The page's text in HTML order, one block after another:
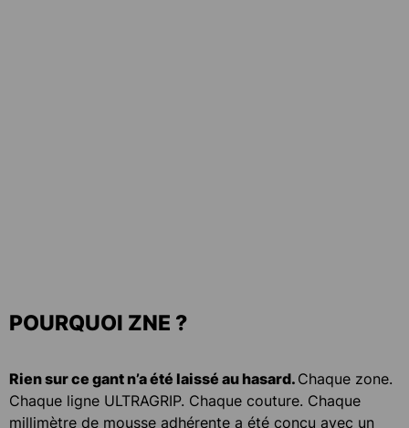
POURQUOI ZNE ?
Rien sur ce gant n’a été laissé au hasard. Chaque zone.
Chaque ligne ULTRAGRIP. Chaque couture. Chaque
millimètre de mousse adhérente a été conçu avec un